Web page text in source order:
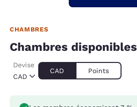
CHAMBRES
Chambres disponibles
CAD
Devise
CAD Points